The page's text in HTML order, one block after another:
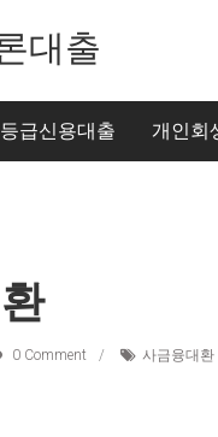
대출
급신용대출 개인회
0 Comment 사금융대환